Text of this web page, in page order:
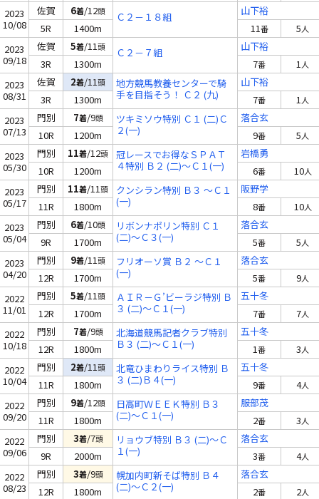
2023
10/08
佐賀 6着/12頭 Ｃ２－１８組
山下裕
5R
1400m 11番 5人
2023
09/18
佐賀 5着/11頭 Ｃ２－７組
山下裕
3R
1300m 7番 1人
2023
08/31
佐賀 2着/11頭
地方競馬教養センターで騎
手を目指そう！ Ｃ２ (九)
山下裕
3R
1300m 7番 1人
2023
07/13
門別 7着/9頭
ツキミソウ特別 Ｃ１ (二)Ｃ
２(一)
落合玄
10R
1200m 9番 5人
2023
05/30
門別 11着/12頭
冠レースでお得なＳＰＡＴ
４特別 Ｂ２ (二)～Ｃ１(一)
岩橋勇
10R
1200m 6番 10人
2023
05/17
門別 11着/11頭
クンシラン特別 Ｂ３ ～Ｃ１
(一)
阪野学
11R
1800m 8番 10人
2023
05/04
門別 6着/10頭
リボンナポリン特別 Ｃ１
(二)～Ｃ３(一)
落合玄
9R
1700m 5番 5人
2023
04/20
門別 9着/11頭
フリオーソ賞 Ｂ２ ～Ｃ１
(一)
落合玄
12R
1700m 5番 9人
2022
11/01
門別 5着/11頭
ＡＩＲ－Ｇ’ビーラジ特別 Ｂ
３ (二)～Ｃ１(一)
五十冬
12R
1700m 7番 7人
2022
10/18
門別 7着/9頭
北海道競馬記者クラブ特別
Ｂ３ (二)～Ｃ１(一)
五十冬
12R
1800m 1番 3人
2022
10/04
門別 2着/11頭
北竜ひまわりライス特別 Ｂ
３ (二)Ｂ４(一)
五十冬
11R
1800m 9番 4人
2022
09/20
門別 9着/12頭
日高町ＷＥＥＫ特別 Ｂ３
(二)～Ｃ１(一)
服部茂
11R
1800m 2番 3人
2022
09/06
門別 3着/7頭
リョウブ特別 Ｂ３ (二)～Ｃ
１(一)
落合玄
9R
2000m 3番 4人
2022
08/23
門別 3着/9頭
幌加内町新そば特別 Ｂ４
(二)～Ｃ２(一)
落合玄
12R
1800m 2番 2人